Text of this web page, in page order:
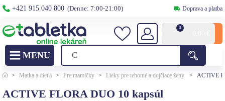
+421 915 040 800 (Denne: 7:00-21:00) Doprava a platba
0
> Matka a dieťa > Pre mamičky > Lieky pre tehotné a dojčiace ženy > ACTIVE
ACTIVE FLORA DUO 10 kapsúl